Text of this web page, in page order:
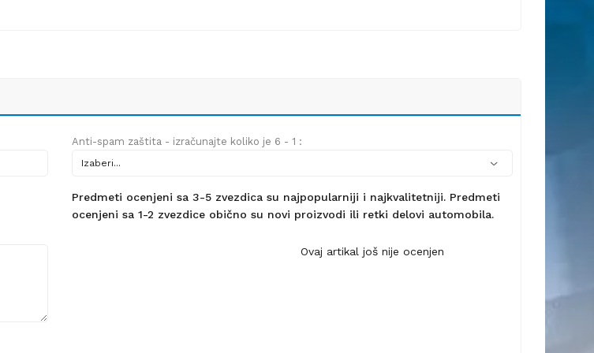
Anti-spam zaštita - izračunajte koliko je 6 - 1 :
Predmeti ocenjeni sa 3-5 zvezdica su najpopularniji i najkvalitetniji. Predmeti
ocenjeni sa 1-2 zvezdice obično su novi proizvodi ili retki delovi automobila.
Ovaj artikal još nije ocenjen